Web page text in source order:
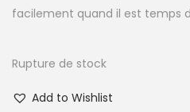
facilement quand il est temps
Rupture de stock
Add to Wishlist